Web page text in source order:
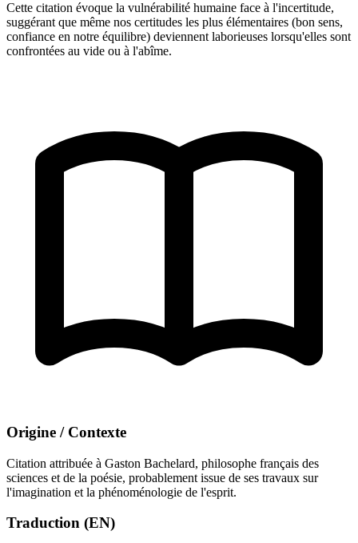
Cette citation évoque la vulnérabilité humaine face à l'incertitude,
suggérant que même nos certitudes les plus élémentaires (bon sens,
confiance en notre équilibre) deviennent laborieuses lorsqu'elles sont
confrontées au vide ou à l'abîme.
Origine / Contexte
Citation attribuée à Gaston Bachelard, philosophe français des
sciences et de la poésie, probablement issue de ses travaux sur
l'imagination et la phénoménologie de l'esprit.
Traduction (EN)